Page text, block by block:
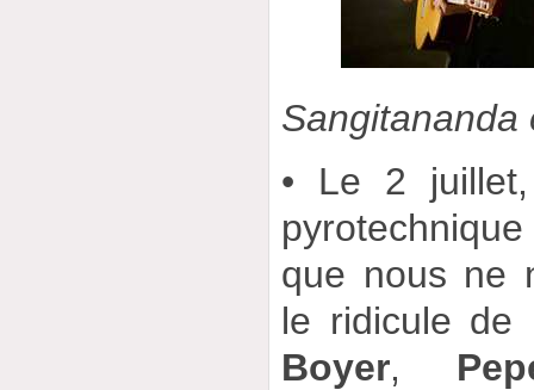
Sangitananda
• Le 2
que nous ne
le ridicule
Boyer,